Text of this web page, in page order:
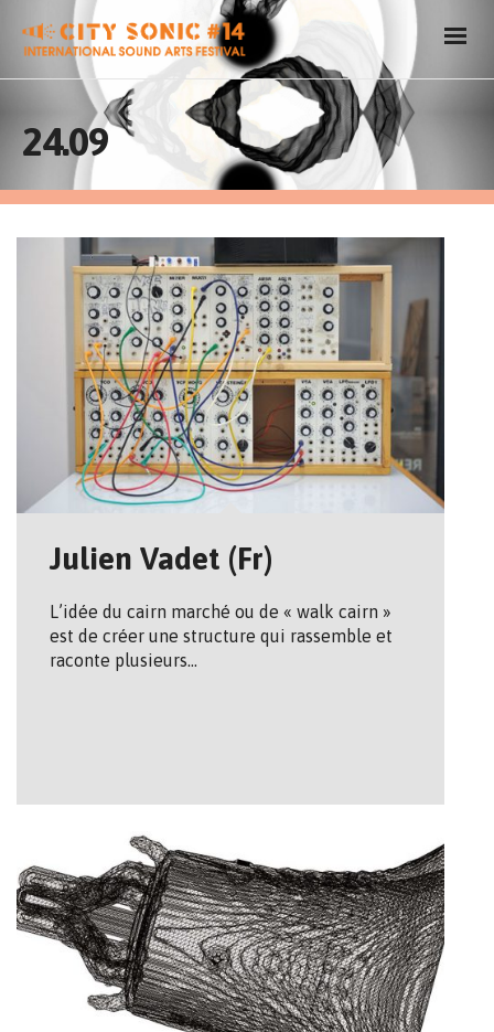
24.09
Julien Vadet (Fr)
L’idée du cairn marché ou de « walk cairn »
est de créer une structure qui rassemble et
raconte plusieurs…